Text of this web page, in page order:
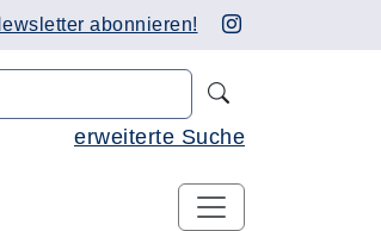
abonnieren!
erweiterte Suche